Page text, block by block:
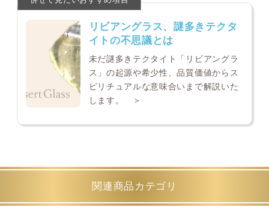
リビアングラス、謎多きテクタ
イトの不思議とは
未だ謎多きテクタイト「リビアングラ
ス」の起源や希少性、品質価値からス
ピリチュアルな意味合いまで解説いた
します。 ＞
関連商品カテゴリ